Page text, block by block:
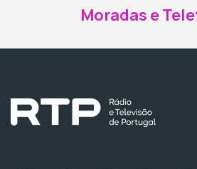
Moradas e